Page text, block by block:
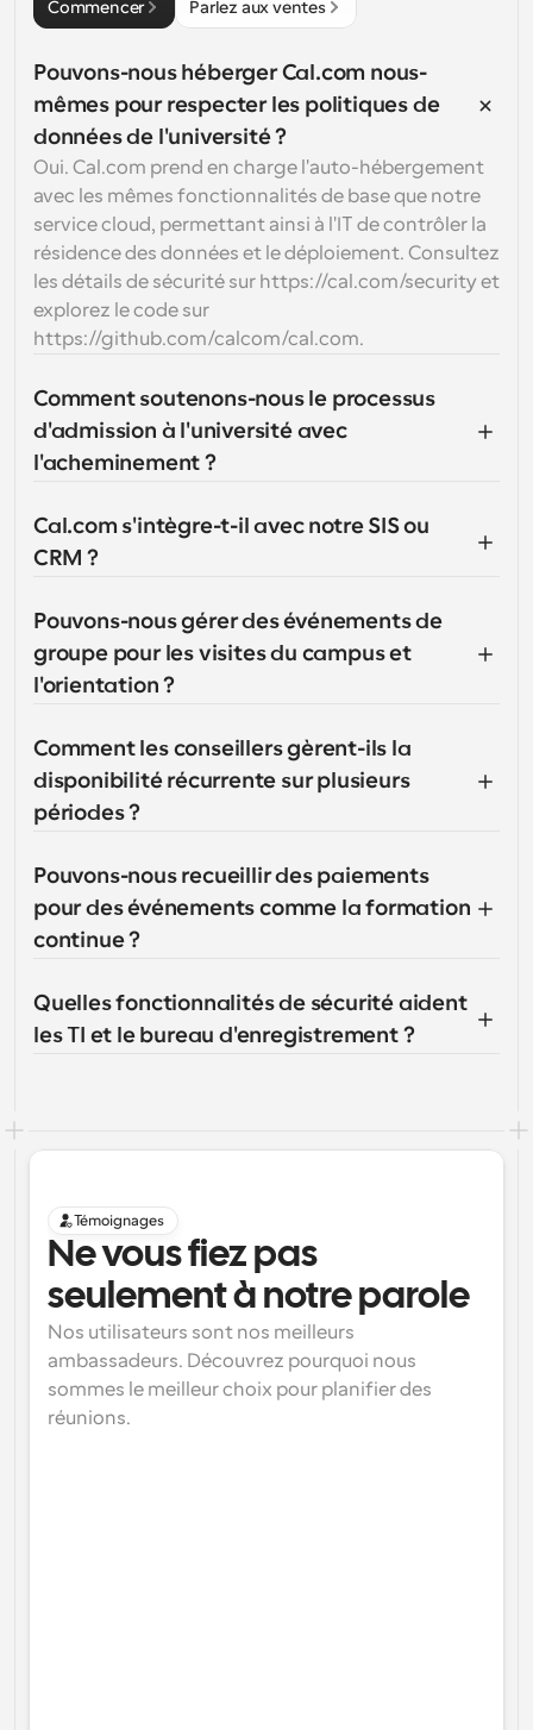
Commencer Parlez aux ventes
Pouvons-nous héberger Cal.com nous-
mêmes pour respecter les politiques de
données de l'université ?
Oui. Cal.com prend en charge l'auto-hébergement
avec les mêmes fonctionnalités de base que notre
service cloud, permettant ainsi à l'IT de contrôler la
résidence des données et le déploiement. Consultez
les détails de sécurité sur https://cal.com/security et
explorez le code sur
https://github.com/calcom/cal.com.
Comment soutenons-nous le processus
d'admission à l'université avec
l'acheminement ?
Cal.com s'intègre-t-il avec notre SIS ou
CRM ?
Pouvons-nous gérer des événements de
groupe pour les visites du campus et
l'orientation ?
Comment les conseillers gèrent-ils la
disponibilité récurrente sur plusieurs
périodes ?
Pouvons-nous recueillir des paiements
pour des événements comme la formation
continue ?
Quelles fonctionnalités de sécurité aident
les TI et le bureau d'enregistrement ?
Témoignages
Ne vous fiez pas
seulement à notre parole
Nos utilisateurs sont nos meilleurs
ambassadeurs. Découvrez pourquoi nous
sommes le meilleur choix pour planifier des
réunions.